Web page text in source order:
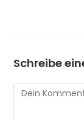
Schreibe
Kommentieren